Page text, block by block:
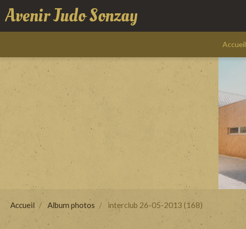
Avenir Judo Sonzay
Accueil
Accueil Album photos interclub 26-05-2013 (168)